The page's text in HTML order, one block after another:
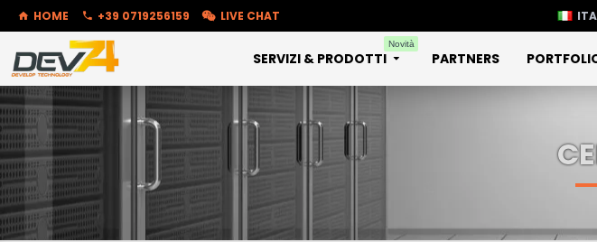
HOME +39 0719256159 LIVE CHAT
SERVIZI & PRODOTTI
Novità
PARTNERS